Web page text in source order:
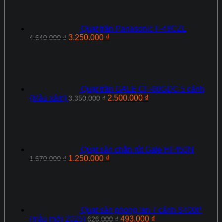
Quạt trần Panasonic F‑48CZL
4.640.000₫ Giá
3.250.000 ₫
Quạt trần GALE CF-60GDC 5 cánh
(Màu xám) 3.350.000₫ Giá
2.500.000 ₫
Quạt sàn chân rút Gale HF450N
1.670.000₫ Giá
1.250.000 ₫
Quạt sàn phong lan 7 cánh S400P
(mẫu mới 2025) 626.000₫ Giá
493.000 ₫